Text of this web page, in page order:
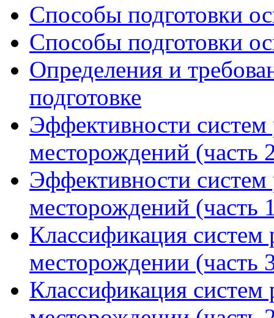
Способы подготовки
Способы подготовки
Определения и
подготовке
Эффективности систем
месторождений (часть
Эффективности систем
месторождений (часть
Классификация систем
месторождении (часть
Классификация систем